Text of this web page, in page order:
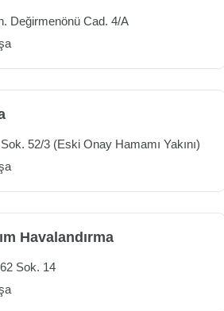
Değirmenönü Cad. 4/A
52/3 (Eski Onay Hamamı Yakını)
Havalandırma
Sok. 14